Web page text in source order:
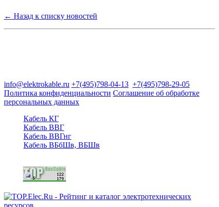
← Назад к списку новостей
info@elektrokable.ru +7(495)798-04-13 +7(495)798-29-05
Политика конфиденциальности Соглашение об обработке
персональных данных
Кабель КГ
Кабель ВВГ
Кабель ВВГнг
Кабель ВБбШв, ВБШв